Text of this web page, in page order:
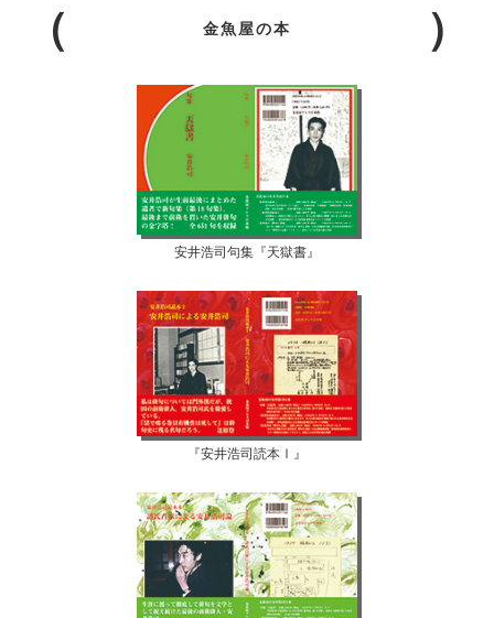
金魚屋の本
安井浩司句集『天獄書』
『安井浩司読本Ⅰ』